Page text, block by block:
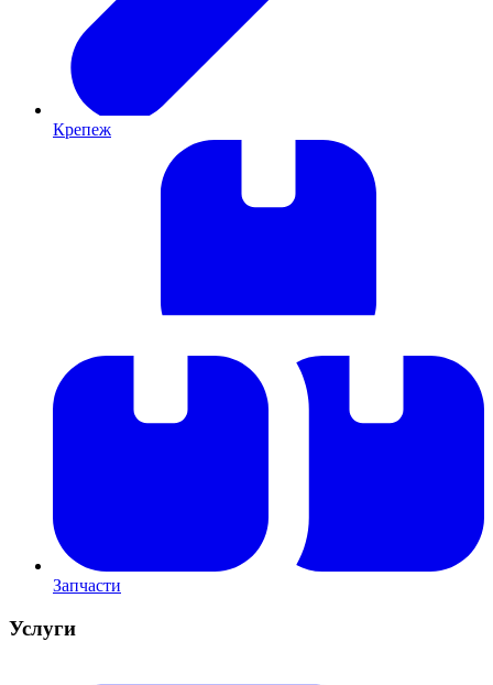
Крепеж
Запчасти
Услуги